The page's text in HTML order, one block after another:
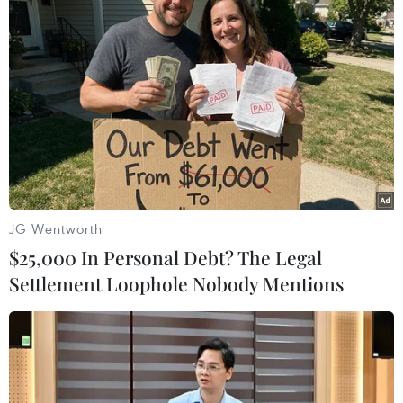
Theo dõi VietnamPlus
TIN LIÊN QUAN
JG Wentworth
$25,000 In Personal Debt? The Legal
Settlement Loophole Nobody Mentions